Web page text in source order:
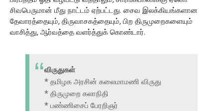
சிவபெருமான் மீது நாட்டம் ஏற்பட்டது. சைவ இலக்கியங்களான
தேவாரத்தையும், திருவாசகத்தையும், பிற திருமுறைகளையும்
வாசித்து, ஆர்வத்தை வளர்த்துக் கொண்டார்.
விருதுகள்
* தமிழக அரசின் கலைமாமணி விருது
* திருமுறை கலாநிதி
* பண்ணிசைப் பேரறிஞர்